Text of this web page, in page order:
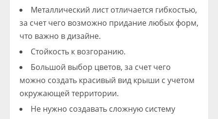
Металлический лист отличается гибкостью,
за счет чего возможно придание любых форм,
что важно в дизайне.
Стойкость к возгоранию.
Большой выбор цветов, за счет чего
можно создать красивый вид крыши с учетом
окружающей территории.
Не нужно создавать сложную систему